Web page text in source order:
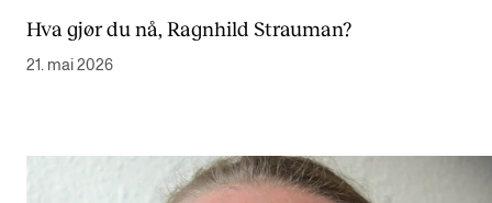
Hva gjør du nå, Ragnhild Strauman?
21. mai 2026